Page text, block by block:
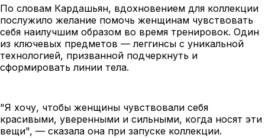
По словам Кардашьян, вдохновением для коллекции
послужило желание помочь женщинам чувствовать
себя наилучшим образом во время тренировок. Один
из ключевых предметов — леггинсы с уникальной
технологией, призванной подчеркнуть и
сформировать линии тела.
"Я хочу, чтобы женщины чувствовали себя
красивыми, уверенными и сильными, когда носят эти
вещи", — сказала она при запуске коллекции.